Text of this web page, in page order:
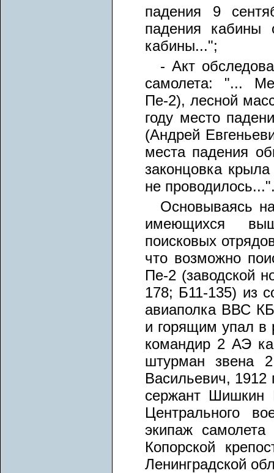
падения 9
падения кабины
кабины...";
- Акт
самолета: "...
Пе-2), лесной
году место
(Андрей
места падения
законцовка
не
Основываясь
имеющихся
поисковых
что возможно
Пе-2 (заводской
178; Б11-135) из
авиаполка ВВС
и горящим упал в
командир 2 АЭ
штурман звена
Васильевич, 1912
сержант Шишкин
Центрального
экипаж
Копорской
Ленинградской